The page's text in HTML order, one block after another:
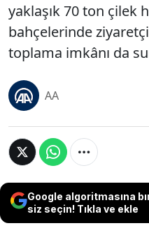
yaklaşık 70 ton çilek
bahçelerinde
toplama imkânı da
AA
Google algoritmasına
siz seçin! Tıkla ve ekle